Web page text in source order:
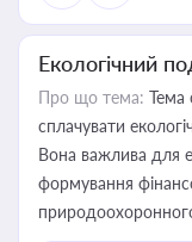
Екологічний
Про що тема: Тема
сплачувати
Вона важлива для
формування